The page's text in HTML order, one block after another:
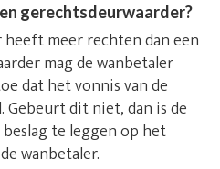
gerechtsdeurwaarder?
meer rechten dan een
mag de wanbetaler
dat het vonnis van de
dit niet, dan is de
te leggen op het
wanbetaler.